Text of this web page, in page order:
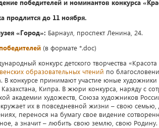
победителей и номинантов конкурса
продлится до 11 ноября.
«Город»: Барнаул, проспект Ленина, 24.
(в формате *.doc)
конкурс детского творчества
образовательных чтений по
В конкурсе принимают участие юные художники
Кипра. В жюри конкурса, наряду с
академии художеств, Союза художников
их в повседневной жизни – свою
перенося на бумагу свое видение
а значит – любить свою землю, свою Родину.